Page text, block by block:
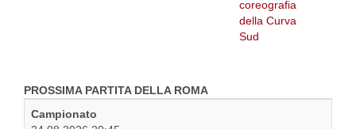
PROSSIMA PARTITA DELLA ROMA
Campionato